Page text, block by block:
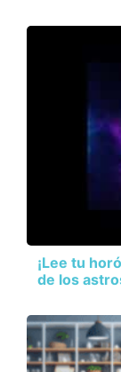
¡Lee tu
de los